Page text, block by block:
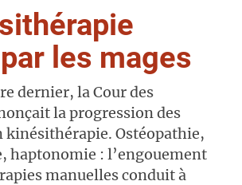
les mages
dernier, la Cour des
la progression des
kinésithérapie. Ostéopathie,
haptonomie : l’engouement
manuelles conduit à